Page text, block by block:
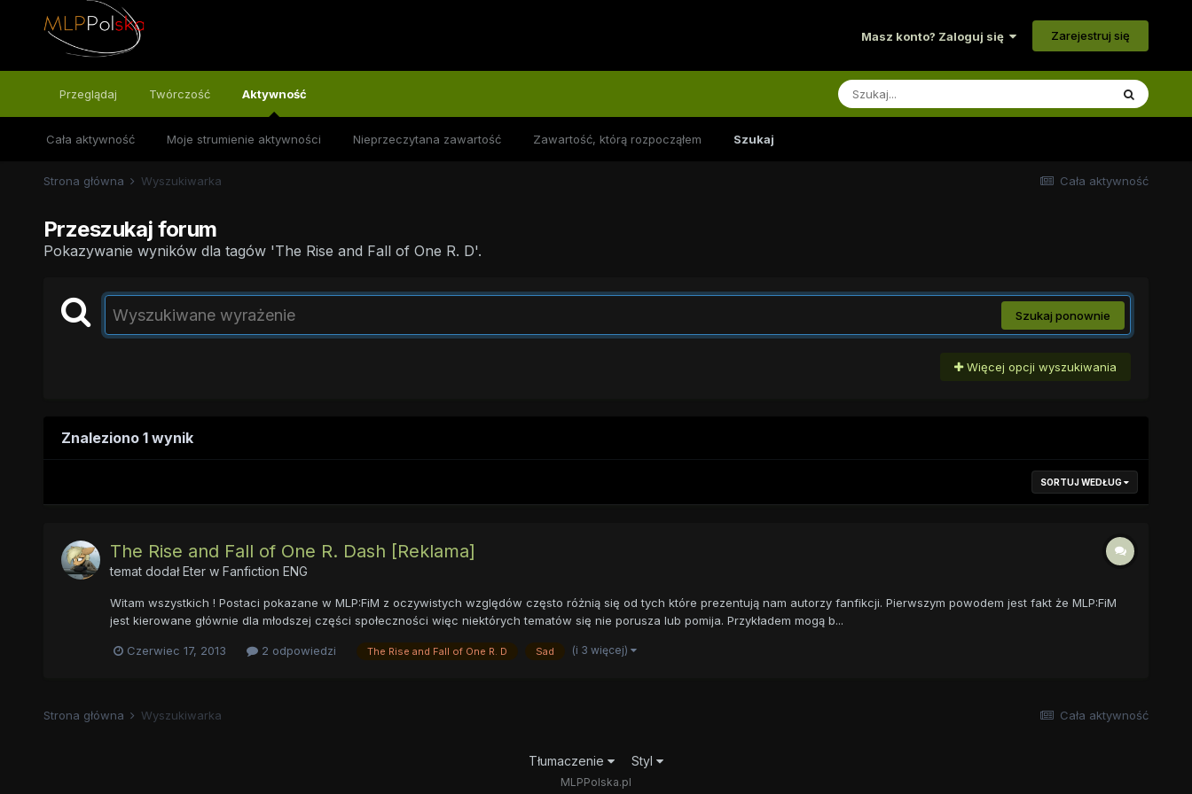
Masz konto? Zaloguj się Zarejestruj się
Przeglądaj Twórczość Aktywność
Cała aktywność Moje strumienie aktywności Nieprzeczytana zawartość Zawartość, którą rozpocząłem Szukaj
Cała aktywność
Strona główna Wyszukiwarka
Przeszukaj forum
Pokazywanie wyników dla tagów 'The Rise and Fall of One R. D'.
Szukaj ponownie
Więcej opcji wyszukiwania
Znaleziono 1 wynik
SORTUJ WEDŁUG
The Rise and Fall of One R. Dash [Reklama]
temat dodałEterw Fanfiction ENG
Witam wszystkich ! Postaci pokazane w MLP:FiM z oczywistych względów często różnią się od tych które prezentują nam autorzy fanfikcji. Pierwszym powodem jest fakt że MLP:FiM
jest kierowane głównie dla młodszej części społeczności więc niektórych tematów się nie porusza lub pomija. Przykładem mogą b...
Czerwiec 17, 2013 2 odpowiedzi The Rise and Fall of One R. D Sad (i 3 więcej)
Cała aktywność
Strona główna Wyszukiwarka
Tłumaczenie Styl
MLPPolska.pl